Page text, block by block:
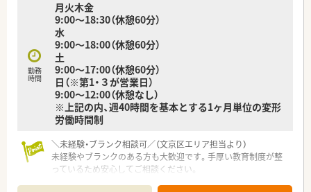
勤務
時間
月火木金
9:00～18:30（休憩60分）
水
9:00～18:00（休憩60分）
土
9:00～17:00（休憩60分）
日（※第1・３が営業日）
9:00～12:00（休憩なし）
※上記の内、週40時間を基本とする1ヶ月単位の変形
労働時間制
＼未経験・ブランク相談可／（文京区エリア担当より）
未経験やブランクのある方も大歓迎です。手厚い教育制度が整
っているため安心してご相談ください。